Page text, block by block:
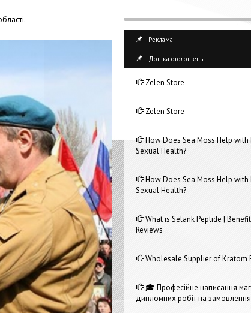
Реклама
Дошка оголошень
Zelen Store
Zelen Store
How Does Sea Moss Help
Sexual Health?
How Does Sea Moss Help
Sexual Health?
What is Selank Peptide |
Reviews
Wholesale Supplier of Kratom
🎓 Професійне написання
дипломних робіт на